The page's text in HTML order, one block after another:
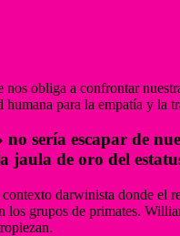
obliga a confrontar
para la empatía y la
sería escapar de
jaula de oro del
darwinista donde
grupos de primates.